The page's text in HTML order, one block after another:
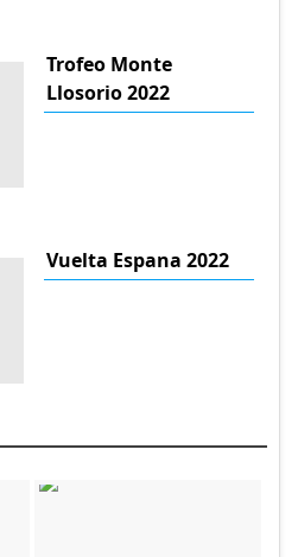
Trofeo Monte
Llosorio 2022
Vuelta Espana 2022